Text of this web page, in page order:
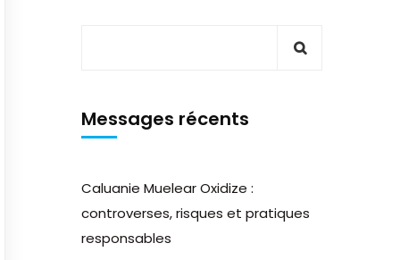
Messages récents
Caluanie Muelear Oxidize :
controverses, risques et pratiques
responsables